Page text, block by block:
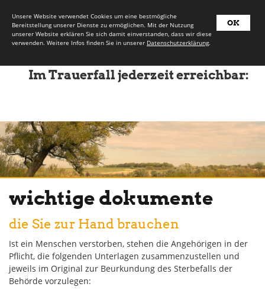
Im Trauerfall jederzeit erreichbar:
wichtige dokumente
die Sie zur Hand brauchen
Ist ein Menschen verstorben, stehen die Angehörigen in der
Pflicht, die folgenden Unterlagen zusammenzustellen und
jeweils im Original zur Beurkundung des Sterbefalls der
Behörde vorzulegen:
OK
Unsere Website verwendet Cookies um eine bestmögliche
Bereitstellung unserer Dienste zu ermöglichen. Mit der Nutzung
unserer Website erklären Sie sich damit einverstanden, dass wir diese
verwenden. Weitere Infos finden Sie in unserer Datenschutzerklärung.